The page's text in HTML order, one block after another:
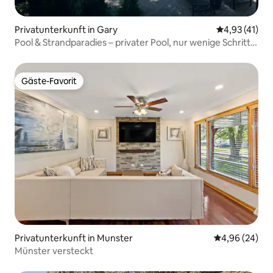
Privatunterkunft in Gary
4,93 (41)
Pool & Strandparadies – privater Pool, nur wenige Schritte
Gäste-Favorit
Gäste-Favorit
Privatunterkunft in Munster
4,96 (24)
Münster versteckt